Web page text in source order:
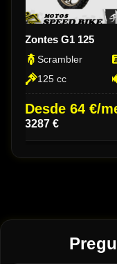
Zontes G1 125
Scrambler
125 cc
Desde 64 €/
3287 €